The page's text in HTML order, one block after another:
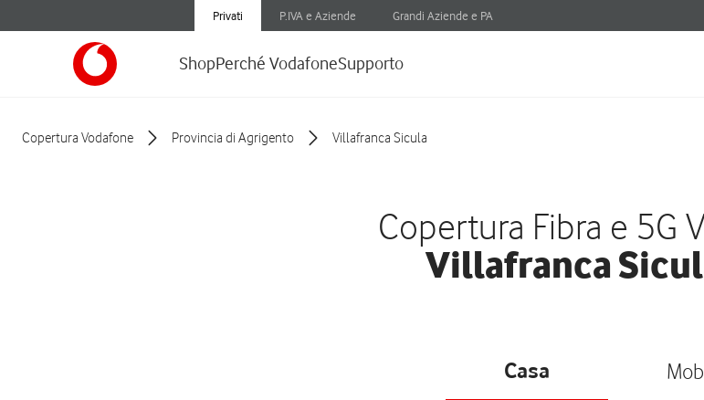
Privati P.IVA e Aziende Grandi Aziende e PA
ShopPerché VodafoneSupporto
Copertura Vodafone Provincia di Agrigento Villafranca Sicula
Copertura Fibra e 5G
Villafranca
Casa